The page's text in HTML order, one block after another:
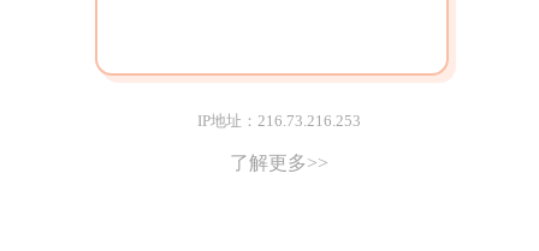
IP地址：216.73.216.253
了解更多>>